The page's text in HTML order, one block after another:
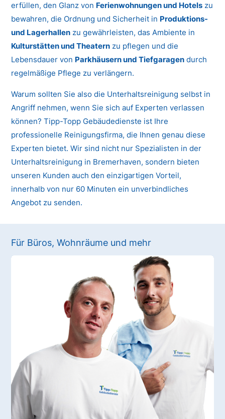
erfüllen, den Glanz von Ferienwohnungen und Hotels zu
bewahren, die Ordnung und Sicherheit in Produktions-
und Lagerhallen zu gewährleisten, das Ambiente in
Kulturstätten und Theatern zu pflegen und die
Lebensdauer von Parkhäusern und Tiefgaragen durch
regelmäßige Pflege zu verlängern.
Warum sollten Sie also die Unterhaltsreinigung selbst in
Angriff nehmen, wenn Sie sich auf Experten verlassen
können? Tipp-Topp Gebäudedienste ist Ihre
professionelle Reinigungsfirma, die Ihnen genau diese
Experten bietet. Wir sind nicht nur Spezialisten in der
Unterhaltsreinigung in Bremerhaven, sondern bieten
unseren Kunden auch den einzigartigen Vorteil,
innerhalb von nur 60 Minuten ein unverbindliches
Angebot zu senden.
Für Büros, Wohnräume und mehr